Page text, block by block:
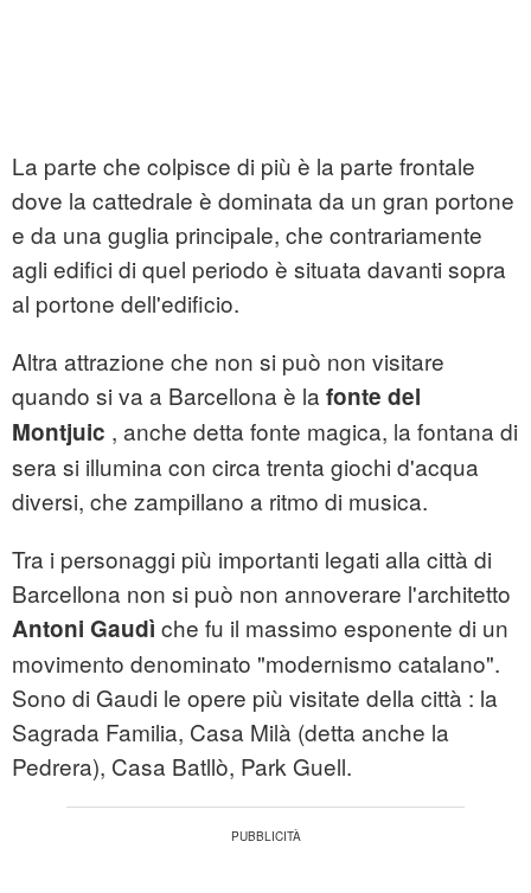
La parte che colpisce di più è la parte frontale
dove la cattedrale è dominata da un gran portone
e da una guglia principale, che contrariamente
agli edifici di quel periodo è situata davanti sopra
al portone dell'edificio.
Altra attrazione che non si può non visitare
quando si va a Barcellona è la fonte del
Montjuic , anche detta fonte magica, la fontana di
sera si illumina con circa trenta giochi d'acqua
diversi, che zampillano a ritmo di musica.
Tra i personaggi più importanti legati alla città di
Barcellona non si può non annoverare l'architetto
Antoni Gaudì che fu il massimo esponente di un
movimento denominato "modernismo catalano".
Sono di Gaudi le opere più visitate della città : la
Sagrada Familia, Casa Milà (detta anche la
Pedrera), Casa Batllò, Park Guell.